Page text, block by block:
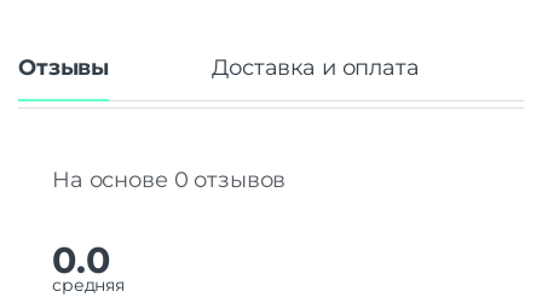
Отзывы Доставка и оплата
На основе 0 отзывов
0.0
средняя